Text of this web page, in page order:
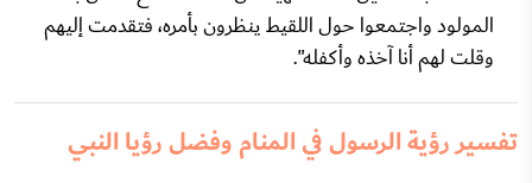
المولود واجتمعوا حول اللقيط ينظرون بأمره، فتقدمت إليهم
وقلت لهم أنا آخذه وأكفله".
تفسير رؤية الرسول في المنام وفضل رؤيا النبي